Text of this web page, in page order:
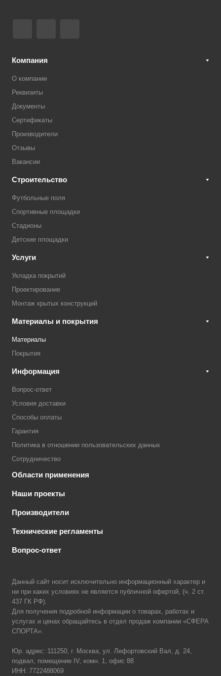
Компания
О компании
Реквизиты
Документы
Сертификаты
Производители
Отзывы
Вакансии
Строительство
Футбольные поля
Спортивные площадки
Стадионы
Детские площадки
Услуги
Укладка покрытий
Проектирование
Монтаж крытых конструкций
Материалы и покрытия
Материалы
Покрытия
Информация
Вопрос-ответ
Условия доставки
Способы оплаты
Гарантия
Политика в отношении пользовательских данных
Сотрудничество
Области применения
Наши проекты
Производители
Технические регламенты
Вопрос-ответ
Данный сайт носит исключительно информационный характер и
ни при каких условиях не является публичной офертой, (ч. 2 ст.
437 ГК РФ).
Для получения подробной информации о товарах, работах и
услугах и ценах обращайтесь в отдел продаж компании «СФЕРА
СПОРТА».
Юр. адрес: 111250, г. Москва, ул. Лефортовский Вал, д. 24,
подвал, помещение IV, комн. 1, офис 88
ИНН: 7722488069